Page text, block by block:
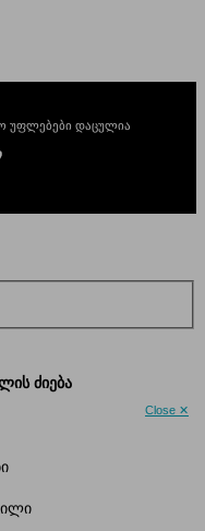
უფლებები დაცულია
Close ✕
ძიება